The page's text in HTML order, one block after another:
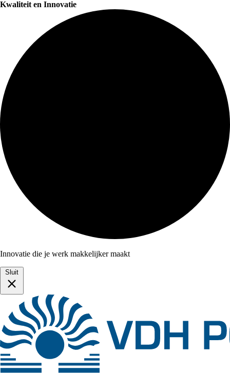
Kwaliteit en Innovatie
Innovatie die je werk makkelijker maakt
Sluit